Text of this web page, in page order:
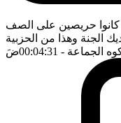
كانوا حريصين على الصف
الجنة وهذا من الحزبية
الجماعة - 00:04:31 ضَ